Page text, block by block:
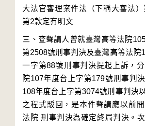
大法官審理案件法（下稱大審法
三、查聲請人曾就臺灣高等法院
第2508號刑事判決及臺灣高等法院
一字第88號刑事判決提起上訴，
院107年度台上字第179號刑事判
108年度台上字第3074號刑事判決
之程式駁回，是本件聲請應以前
法院 刑事判決為確定終局判決。